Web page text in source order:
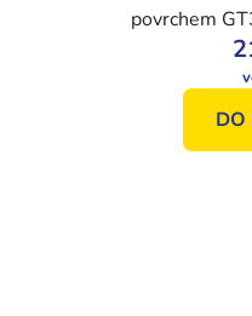
povrchem
DO